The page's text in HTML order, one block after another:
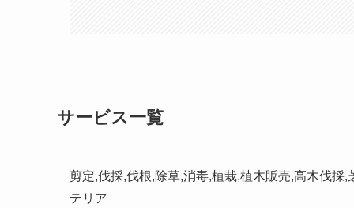
サービス一覧
剪定,伐採,伐根,除草,消毒,植栽,植木販売,高木伐
テリア